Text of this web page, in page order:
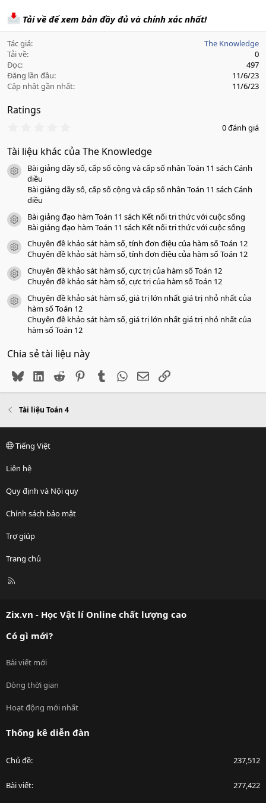
Tải về để xem bản đầy đủ và chính xác nhất!
Tác giả
The Knowledge
Tải về
0
Đọc
497
Đăng lần đầu
11/6/23
Cập nhật gần nhất
11/6/23
Ratings
0
0
a
0 đánh giá
Tài liệu khác của The Knowledge
icon tài liệu
Bài giảng dãy số, cấp số cộng và cấp số nhân Toán 11 sách Cánh
diều
Bài giảng dãy số, cấp số cộng và cấp số nhân Toán 11 sách Cánh
diều
icon tài liệu
Bài giảng đạo hàm Toán 11 sách Kết nối tri thức với cuộc sống
Bài giảng đạo hàm Toán 11 sách Kết nối tri thức với cuộc sống
icon tài liệu
Chuyên đề khảo sát hàm số, tính đơn điệu của hàm số Toán 12
Chuyên đề khảo sát hàm số, tính đơn điệu của hàm số Toán 12
icon tài liệu
Chuyên đề khảo sát hàm số, cực trị của hàm số Toán 12
Chuyên đề khảo sát hàm số, cực trị của hàm số Toán 12
icon tài liệu
Chuyên đề khảo sát hàm số, giá trị lớn nhất giá trị nhỏ nhất của
hàm số Toán 12
Chuyên đề khảo sát hàm số, giá trị lớn nhất giá trị nhỏ nhất của
hàm số Toán 12
Chia sẻ tài liệu này
BlueskyLinkedIn
Reddit PinterestTumblr WhatsApp
EmailLink
Tài liệu Toán 4
Tiếng Việt
Liên hệ
Quy định và Nội quy
Chính sách bảo mật
Trợ giúp
Trang chủ
R
Zix.vn - Học Vật lí Online chất lượng cao
Có gì mới?
Bài viết mới
Dòng thời gian
Hoạt động mới nhất
Thống kê diễn đàn
Chủ đề 237,512
Bài viết 277,422